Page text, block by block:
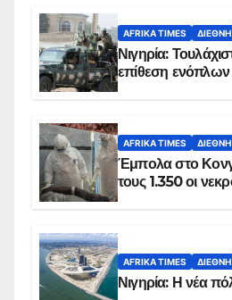
AFRIKA TIMES ΔΙΕΘΝΉ
Νιγηρία:
επίθεση
AFRIKA TIMES ΔΙΕΘΝΉ
Έμπολα στο
τους 1.350 οι
AFRIKA TIMES ΔΙΕΘΝΉ
Νιγηρία: Η νέα